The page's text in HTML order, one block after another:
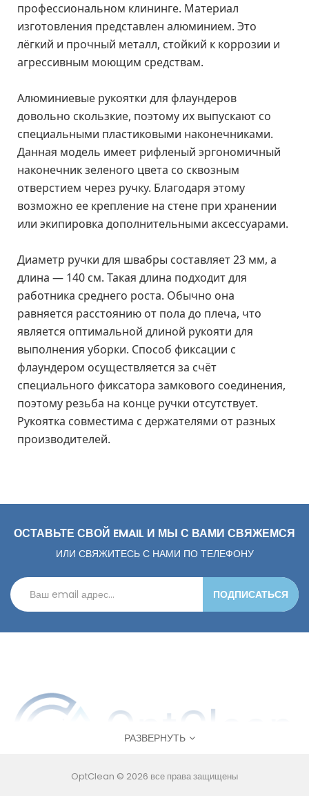
профессиональном клининге. Материал
изготовления представлен алюминием. Это
лёгкий и прочный металл, стойкий к коррозии и
агрессивным моющим средствам.
Алюминиевые рукоятки для флаундеров
довольно скользкие, поэтому их выпускают со
специальными пластиковыми наконечниками.
Данная модель имеет рифленый эргономичный
наконечник зеленого цвета со сквозным
отверстием через ручку. Благодаря этому
возможно ее крепление на стене при хранении
или экипировка дополнительными аксессуарами.
Диаметр ручки для швабры составляет 23 мм, а
длина — 140 см. Такая длина подходит для
работника среднего роста. Обычно она
равняется расстоянию от пола до плеча, что
является оптимальной длиной рукояти для
выполнения уборки. Способ фиксации с
флаундером осуществляется за счёт
специального фиксатора замкового соединения,
поэтому резьба на конце ручки отсутствует.
Рукоятка совместима с держателями от разных
производителей.
ОСТАВЬТЕ СВОЙ EMAIL И МЫ С ВАМИ СВЯЖЕМСЯ
ИЛИ СВЯЖИТЕСЬ С НАМИ ПО ТЕЛЕФОНУ
ПОДПИСАТЬСЯ
РАЗВЕРНУТЬ
OptClean © 2026 все права защищены